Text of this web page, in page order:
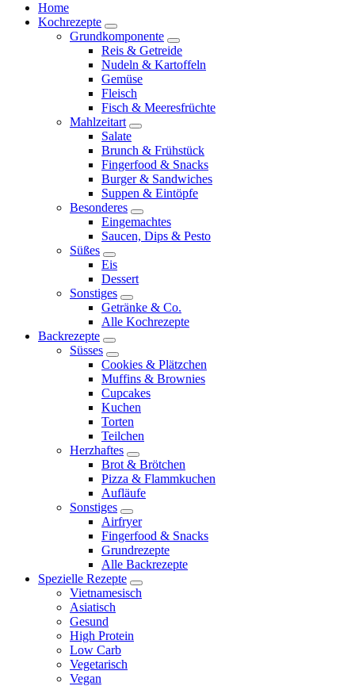
Home
Kochrezepte
expand
child
menu
Grundkomponente
expand
child
menu
Reis & Getreide
Nudeln & Kartoffeln
Gemüse
Fleisch
Fisch & Meeresfrüchte
Mahlzeitart
expand
child
menu
Salate
Brunch & Frühstück
Fingerfood & Snacks
Burger & Sandwiches
Suppen & Eintöpfe
Besonderes
expand
child
menu
Eingemachtes
Saucen, Dips & Pesto
Süßes
expand
child
menu
Eis
Dessert
Sonstiges
expand
child
menu
Getränke & Co.
Alle Kochrezepte
Backrezepte
expand
child
menu
Süsses
expand
child
menu
Cookies & Plätzchen
Muffins & Brownies
Cupcakes
Kuchen
Torten
Teilchen
Herzhaftes
expand
child
menu
Brot & Brötchen
Pizza & Flammkuchen
Aufläufe
Sonstiges
expand
child
menu
Airfryer
Fingerfood & Snacks
Grundrezepte
Alle Backrezepte
Spezielle Rezepte
expand
child
Vietnamesisch
Asiatisch
Gesund
High Protein
Low Carb
Vegetarisch
Vegan